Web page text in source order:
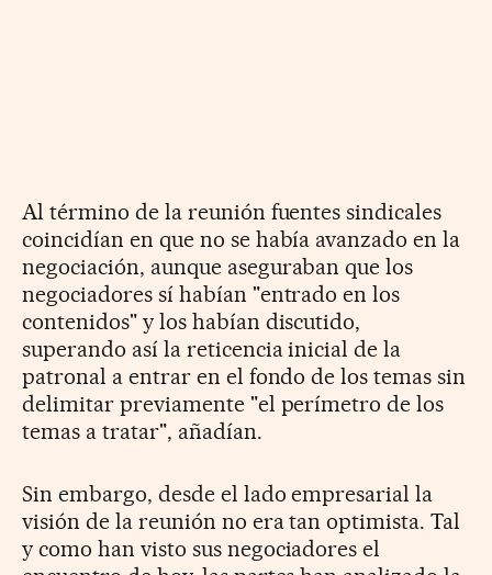
Al término de la reunión fuentes sindicales
coincidían en que no se había avanzado en la
negociación, aunque aseguraban que los
negociadores sí habían "entrado en los
contenidos" y los habían discutido,
superando así la reticencia inicial de la
patronal a entrar en el fondo de los temas sin
delimitar previamente "el perímetro de los
temas a tratar", añadían.
Sin embargo, desde el lado empresarial la
visión de la reunión no era tan optimista. Tal
y como han visto sus negociadores el